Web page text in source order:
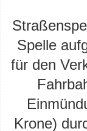
Spelle
für den
Krone)